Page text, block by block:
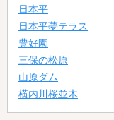
日本平
日本平夢テラス
豊好園
三保の松原
山原ダム
横内川桜並木